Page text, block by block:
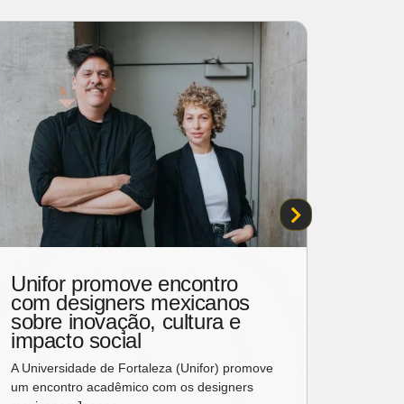
Unifor promove encontro
com designers mexicanos
sobre inovação, cultura e
impacto social
A Universidade de Fortaleza (Unifor) promove
um encontro acadêmico com os designers